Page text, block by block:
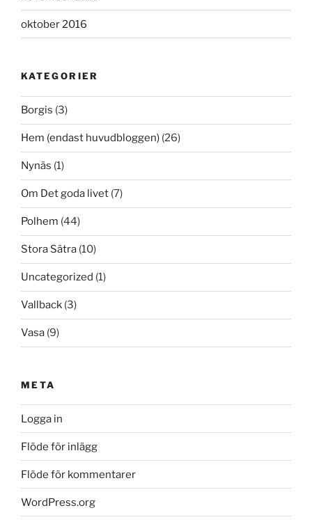
oktober 2016
KATEGORIER
Borgis (3)
Hem (endast huvudbloggen) (26)
Nynäs (1)
Om Det goda livet (7)
Polhem (44)
Stora Sätra (10)
Uncategorized (1)
Vallback (3)
Vasa (9)
META
Logga in
Flöde för inlägg
Flöde för kommentarer
WordPress.org